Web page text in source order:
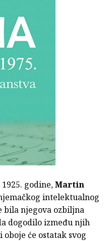
godine,Martin
intelektualnog
bila njegova ozbiljna
dogodilo između njih
će ostatak svog